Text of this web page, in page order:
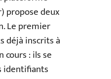
propose deux
Le premier
déjà inscrits à
cours : ils se
identifiants